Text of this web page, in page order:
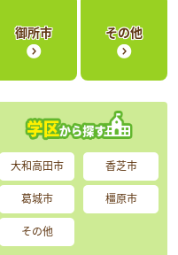
御所市 その他
大和高田市 香芝市
葛城市 橿原市
その他